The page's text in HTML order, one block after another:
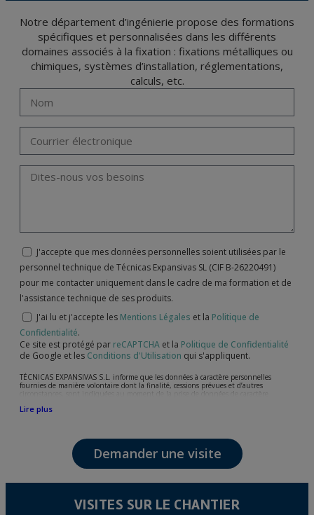
Notre département d’ingénierie propose des formations
spécifiques et personnalisées dans les différents
domaines associés à la fixation : fixations métalliques ou
chimiques, systèmes d’installation, réglementations,
calculs, etc.
J'accepte que mes données personnelles soient utilisées par le
personnel technique de Técnicas Expansivas SL (CIF B-26220491)
pour me contacter uniquement dans le cadre de ma formation et de
l'assistance technique de ses produits.
J'ai lu et j'accepte les Mentions Légales et la Politique de
Confidentialité.
Ce site est protégé par reCAPTCHA et la Politique de Confidentialité
de Google et les Conditions d'Utilisation qui s'appliquent.
TÉCNICAS EXPANSIVAS S.L. informe que les données à caractère personnelles
fournies de manière volontaire dont la finalité, cessions prévues et d’autres
circonstances, sont indiquées au moment de la prise de données de caractère
l’attention de votre demande, litige ou requise, maintien de la relation établie, la
Les données de nos fichiers sont absolument confidentielles et seront traitées avec la
plus grande confidentialité et répondent à toutes les exigences prévues par la loi
15/1999 du 13 décembre sur la protection des données personnelles.
la santé, ces donnée n'étant pas cryptées.
Lire plus
Demander une visite
VISITES SUR LE CHANTIER